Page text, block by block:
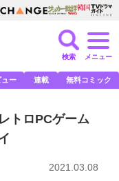
検索 メニュー
ュー 連載 無料コミック
トロPCゲーム
2021.03.08